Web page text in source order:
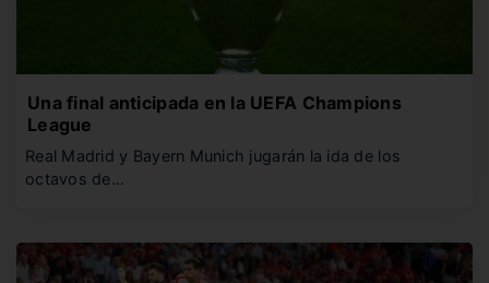
Una final anticipada en la UEFA Champions
League
Real Madrid y Bayern Munich jugarán la ida de los
octavos de…